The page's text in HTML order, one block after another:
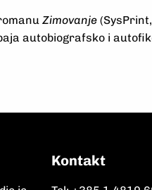
Zimovanje
autobiografsko i
Kontakt